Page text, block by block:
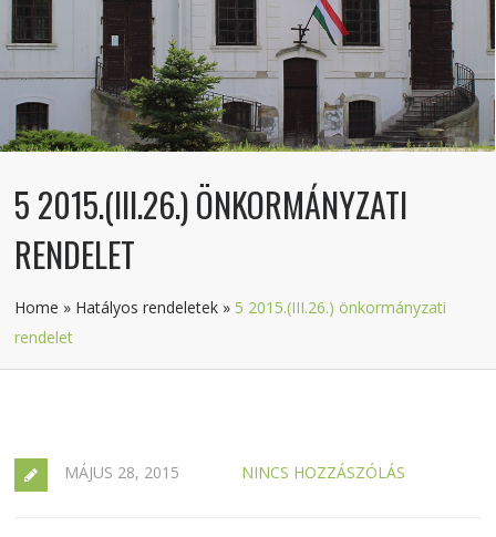
5 2015.(III.26.) ÖNKORMÁNYZATI
RENDELET
Home » Hatályos rendeletek » 5 2015.(III.26.) önkormányzati
rendelet
MÁJUS 28, 2015 NINCS HOZZÁSZÓLÁS